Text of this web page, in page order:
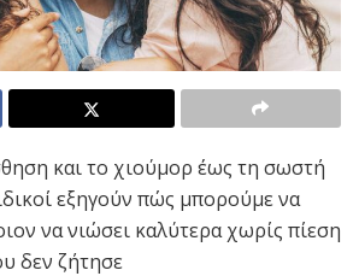
και το χιούμορ έως τη σωστή
εξηγούν πώς μπορούμε να
να νιώσει καλύτερα χωρίς πίεση
δεν ζήτησε